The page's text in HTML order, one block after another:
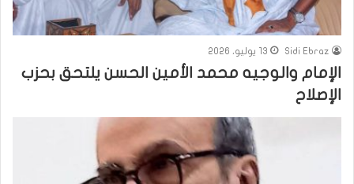
Sidi Ebraz 13 يوليو، 2026
الإمام والوجيه محمد الأمين الحسن يلتحق بحزب
الإصلاح